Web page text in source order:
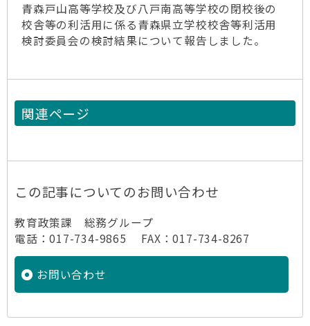
青森戸山高等学校及び八戸南高等学校の閉校後の
校舎等の利活用に係る青森県立学校校舎等利活用
検討委員会の検討結果について報告しました。
関連ページ
この記事についてのお問い合わせ
教育政策課 総務グループ
電話：017-734-9865 FAX：017-734-8267
お問い合わせ